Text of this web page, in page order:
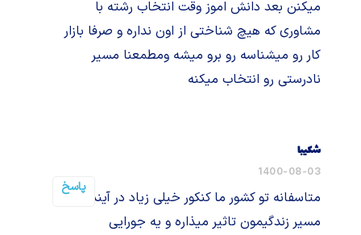
میکنن بعد دانش اموز وقت انتخاب رشته با
مشاوری که هیچ شناختی از اون نداره و صرفا بازار
کار رو میشناسه رو برو میشه ومطمعنا مسیر
نادرستی رو انتخاب میکنه
شکیبا
1400-08-03
پاسخ
متاسفانه تو کشور ما کنکور خیلی زیاد در آیندمون و
مسیر زندگیمون تاثیر میذاره و یه جورایی